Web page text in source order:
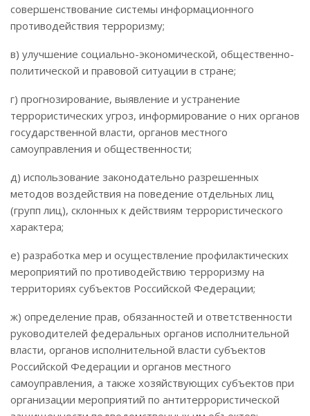
совершенствование системы информационного
противодействия терроризму;
в) улучшение социально-экономической, общественно-
политической и правовой ситуации в стране;
г) прогнозирование, выявление и устранение
террористических угроз, информирование о них органов
государственной власти, органов местного
самоуправления и общественности;
д) использование законодательно разрешенных
методов воздействия на поведение отдельных лиц
(групп лиц), склонных к действиям террористического
характера;
е) разработка мер и осуществление профилактических
мероприятий по противодействию терроризму на
территориях субъектов Российской Федерации;
ж) определение прав, обязанностей и ответственности
руководителей федеральных органов исполнительной
власти, органов исполнительной власти субъектов
Российской Федерации и органов местного
самоуправления, а также хозяйствующих субъектов при
организации мероприятий по антитеррористической